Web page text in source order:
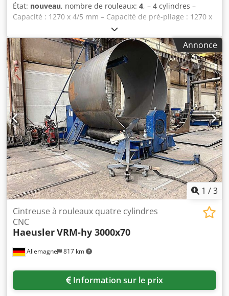
État: nouveau, nombre de rouleaux: 4, – 4 cylindres –
Capacité : 1270 x 4/5 mm – Capacité de pré-pliage : 1270 x
3/4 mm – Cylindres trempés – Cylindres coniques –
Diamètre du cylindre supérieur : 130 mm – Diamètre du
cylindre inférieur : 130 mm – Diamètre des cylindres
latéraux : 130 mm – Affichage numérique pour le
mouvement du cylindre gauche – Affichage numérique
pour le mouvement du cylindre inférieur central
Dkjdpjxytlqefx Anpjr – Affichage numérique pour le
mouvement du cylindre droit – Cylindre supérieur pivotant
hydrauliquement – Structure en acier ST-52 – Protection
contre les surcharges – Documentation – 400 V
Annonce
1 /3
Allemagne 817 km
Cintreuse à rouleaux quatre cylindres
CNC
HaeuslerVRM-hy 3000x70
Information sur le prix